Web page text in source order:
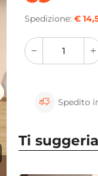
Spedizione: €
quantity
button
Spedito
Ti